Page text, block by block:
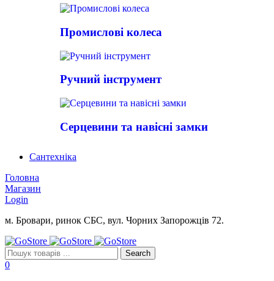
Промислові колеса
Ручний інструмент
Серцевини та навісні замки
Сантехніка
Головна
Магазин
Login
м. Бровари, ринок СБС, вул. Чорних Запорожців 72.
0